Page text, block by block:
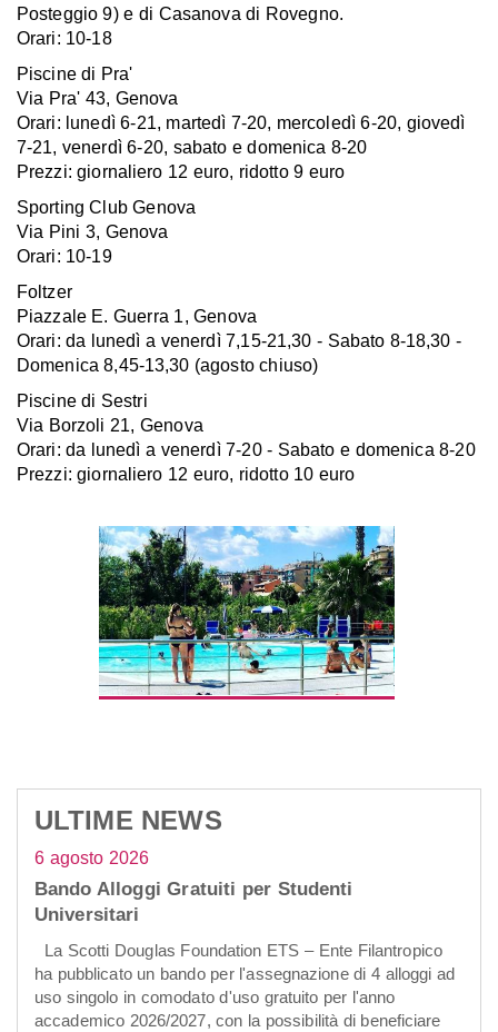
Posteggio 9) e di Casanova di Rovegno.
Orari: 10-18
Piscine di Pra'
Via Pra' 43, Genova
Orari: lunedì 6-21, martedì 7-20, mercoledì 6-20, giovedì
7-21, venerdì 6-20, sabato e domenica 8-20
Prezzi: giornaliero 12 euro, ridotto 9 euro
Sporting Club Genova
Via Pini 3, Genova
Orari: 10-19
Foltzer
Piazzale E. Guerra 1, Genova
Orari: da lunedì a venerdì 7,15-21,30 - Sabato 8-18,30 -
Domenica 8,45-13,30 (agosto chiuso)
Piscine di Sestri
Via Borzoli 21, Genova
Orari: da lunedì a venerdì 7-20 - Sabato e domenica 8-20
Prezzi: giornaliero 12 euro, ridotto 10 euro
ULTIME NEWS
6 agosto 2026
Bando Alloggi Gratuiti per Studenti
Universitari
La Scotti Douglas Foundation ETS – Ente Filantropico
ha pubblicato un bando per l'assegnazione di 4 alloggi ad
uso singolo in comodato d'uso gratuito per l'anno
accademico 2026/2027, con la possibilità di beneficiare